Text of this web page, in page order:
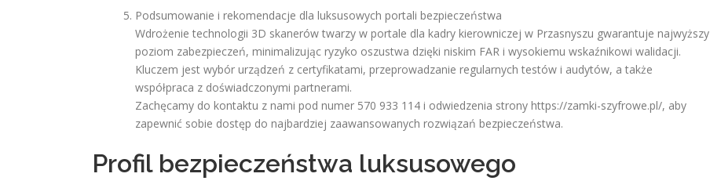
Podsumowanie i rekomendacje dla luksusowych portali bezpieczeństwa
Wdrożenie technologii 3D skanerów twarzy w portale dla kadry kierowniczej w Przasnyszu gwarantuje najwyższy
poziom zabezpieczeń, minimalizując ryzyko oszustwa dzięki niskim FAR i wysokiemu wskaźnikowi walidacji.
Kluczem jest wybór urządzeń z certyfikatami, przeprowadzanie regularnych testów i audytów, a także
współpraca z doświadczonymi partnerami.
Zachęcamy do kontaktu z nami pod numer 570 933 114 i odwiedzenia strony https://zamki-szyfrowe.pl/, aby
zapewnić sobie dostęp do najbardziej zaawansowanych rozwiązań bezpieczeństwa.
Profil bezpieczeństwa luksusowego